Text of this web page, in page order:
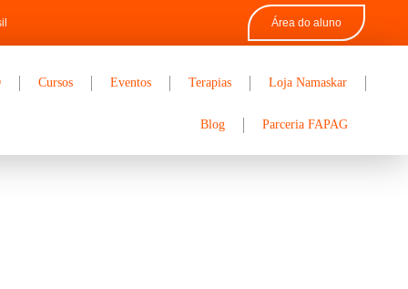
Área do aluno
Cursos Eventos Terapias Loja Namaskar
Blog Parceria FAPAG